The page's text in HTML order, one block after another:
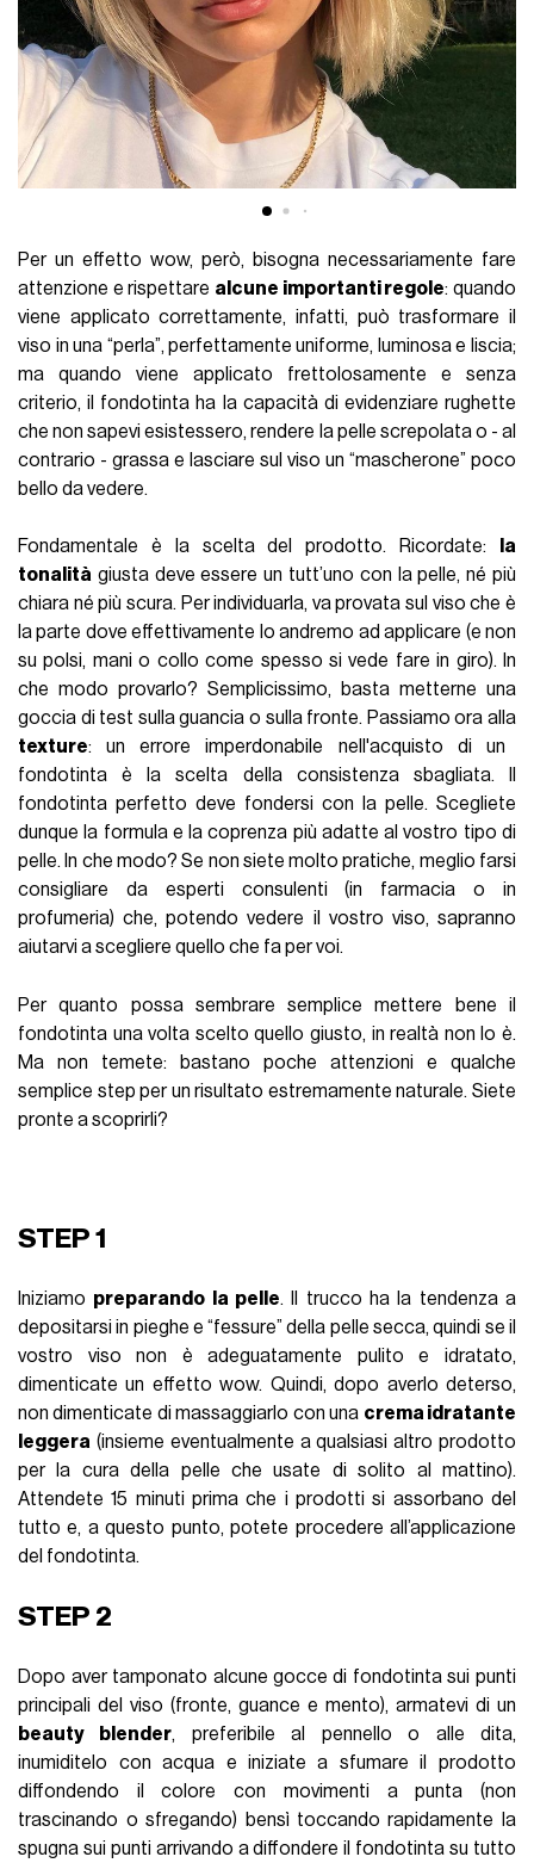
Per un effetto wow, però, bisogna necessariamente fare
attenzione e rispettare alcune importanti regole: quando
viene applicato correttamente, infatti, può trasformare il
viso in una “perla”, perfettamente uniforme, luminosa e liscia;
ma quando viene applicato frettolosamente e senza
criterio, il fondotinta ha la capacità di evidenziare rughette
che non sapevi esistessero, rendere la pelle screpolata o - al
contrario - grassa e lasciare sul viso un “mascherone” poco
bello da vedere.
Fondamentale è la scelta del prodotto. Ricordate:
la
tonalità giusta deve essere un tutt’uno con la pelle, né più
chiara né più scura. Per individuarla, va provata sul viso che è
la parte dove effettivamente lo andremo ad applicare (e non
su polsi, mani o collo come spesso si vede fare in giro). In
che modo provarlo? Semplicissimo, basta metterne una
goccia di test sulla guancia o sulla fronte. Passiamo ora alla
texture: un errore imperdonabile nell'acquisto di un
fondotinta è la scelta della consistenza sbagliata. Il
fondotinta perfetto deve fondersi con la pelle. Scegliete
dunque la formula e la coprenza più adatte al vostro tipo di
pelle. In che modo? Se non siete molto pratiche, meglio farsi
consigliare da esperti consulenti (in farmacia o in
profumeria) che, potendo vedere il vostro viso, sapranno
aiutarvi a scegliere quello che fa per voi.
Per quanto possa sembrare semplice mettere bene il
fondotinta una volta scelto quello giusto, in realtà non lo è.
Ma non temete: bastano poche attenzioni e qualche
semplice step per un risultato estremamente naturale. Siete
pronte a scoprirli?
STEP 1
Iniziamo preparando la pelle. Il trucco ha la tendenza a
depositarsi in pieghe e “fessure” della pelle secca, quindi se il
vostro viso non è adeguatamente pulito e idratato,
dimenticate un effetto wow. Quindi, dopo averlo deterso,
non dimenticate di massaggiarlo con una crema idratante
leggera (insieme eventualmente a qualsiasi altro prodotto
per la cura della pelle che usate di solito al mattino).
Attendete 15 minuti prima che i prodotti si assorbano del
tutto e, a questo punto, potete procedere all’applicazione
del fondotinta.
STEP 2
Dopo aver tamponato alcune gocce di fondotinta sui punti
principali del viso (fronte, guance e mento), armatevi di un
beauty blender, preferibile al pennello o alle dita,
inumiditelo con acqua e iniziate a sfumare il prodotto
diffondendo il colore con movimenti a punta (non
trascinando o sfregando) bensì toccando rapidamente la
spugna sui punti arrivando a diffondere il fondotinta su tutto